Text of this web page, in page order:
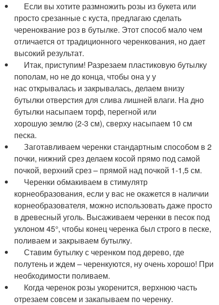
Если вы хотите размножить розы из букета или
просто срезанные с куста, предлагаю сделать
череноквание роз в бутылке. Этот способ мало чем
отличается от традиционного черенкования, но дает
высокий результат.
Итак, приступим! Разрезаем пластиковую бутылку
пополам, но не до конца, чтобы она у у
нас открывалась и закрывалась, делаем внизу
бутылки отверстия для слива лишней влаги. На дно
бутылки насыпаем торф, перегной или
хорошую землю (2-3 см), сверху насыпаем 10 см
песка.
Заготавливаем черенки стандартным способом в 2
почки, нижний срез делаем косой прямо под самой
почкой, верхний срез – прямой над почкой 1-1,5 см.
Черенки обмакиваем в стимулятр
корнеобразования, если у вас не окажется в наличии
корнеобразователя, можно использовать даже просто
в древесный уголь. Высаживаем черенки в песок под
уклоном 45°, чтобы конец черенка был строго в песке,
поливаем и закрываем бутылку.
Ставим бутылку с черенком под дерево, где
полутень и ждем – черенкуются, ну очень хорошо! При
необходимости поливаем.
Когда черенок розы укоренится, верхнюю часть
отрезаем совсем и закапываем по черенку.